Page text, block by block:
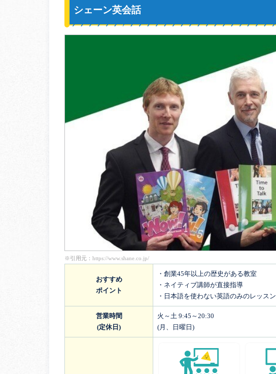
シェーン英会話
※引用元： https://www.shane.co.jp/
おすすめ
ポイント
・創業45年以上の歴史がある教室
・ネイティブ講師が直接指導
・日本語を使わない英語のみのレッスン
営業時間
(定休日)
火～土 9:45～20:30
(月、日曜日)